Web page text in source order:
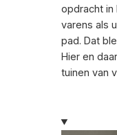
opdracht in
varens als
pad. Dat
Hier en
tuinen van